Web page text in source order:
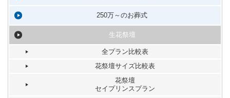
250万～のお葬式
生花祭壇
全プラン比較表
花祭壇サイズ比較表
花祭壇
セイプリンスプラン